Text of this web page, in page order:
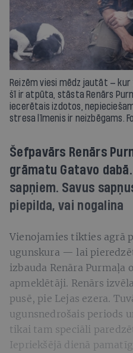
Reizēm viesi mēdz jautāt —
šī ir atpūta, stāsta Renārs
iecerētais izdotos,
stresa līmenis ir neizbēgams.
Šefpavārs Renārs
grāmatu Gatavo
sapņiem. Savus
piepilda, vai nogalina
Vienojamies tikties agrā
ugunskura — lai
izbauda Renāra Purmaļa
apmeklētāji. Renārs
pusē, pie Lejas ezera.
ugunsnedrošais periods
tikai tam speciāli
Iepriekšējā dienā